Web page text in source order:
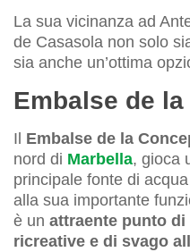
La sua vicinanza ad
de Casasola non solo
sia anche un’ottima
Embalse de
Il Embalse de la
nord di Marbella, gioca
principale fonte di
alla sua importante
è un attraente punto
ricreative e di svago